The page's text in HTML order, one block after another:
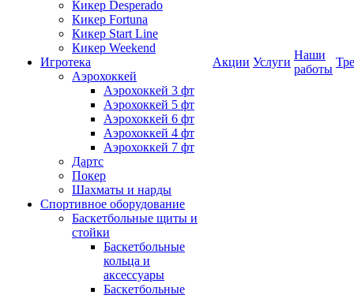
Кикер Desperado
Кикер Fortuna
Кикер Start Line
Кикер Weekend
Игротека
Аэрохоккей
Аэрохоккей 3 фт
Аэрохоккей 5 фт
Аэрохоккей 6 фт
Аэрохоккей 4 фт
Аэрохоккей 7 фт
Дартс
Покер
Шахматы и нарды
Спортивное оборудование
Баскетбольные щиты и
стойки
Баскетбольные
кольца и
аксессуары
Баскетбольные
Акции Услуги
Наши
работы